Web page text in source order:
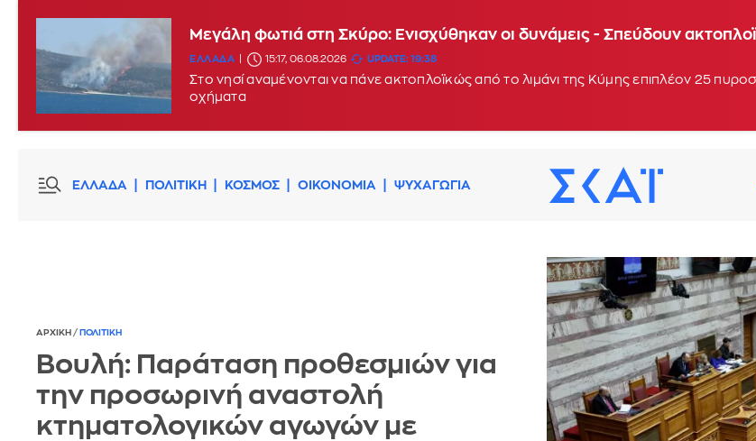
Μεγάλη φωτιά στη Σκύρο: Ενισχύθηκαν οι δυνάμεις - Σπεύδουν
ΕΛΛΑΔΑ 15:17, 06.08.2026 UPDATE: 19:38
Στο νησί αναμένονται να πάνε ακτοπλοϊκώς από το λιμάνι της Κύμης επιπλέον 25
οχήματα
ΕΛΛΑΔΑ ΠΟΛΙΤΙΚΗ ΚΟΣΜΟΣ ΟΙΚΟΝΟΜΙΑ ΨΥΧΑΓΩΓΙΑ
ΑΡΧΙΚΗ / ΠΟΛΙΤΙΚΗ
Boυλή: Παράταση προθεσμιών για
την προσωρινή αναστολή
κτηματολογικών αγωγών με